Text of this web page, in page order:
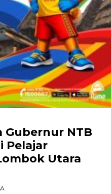
Gubernur NTB
Pelajar
Utara